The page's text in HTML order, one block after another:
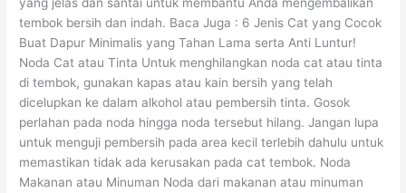
tembok bersih dan indah. Baca Juga : 6 Jenis Cat yang Cocok
Buat Dapur Minimalis yang Tahan Lama serta Anti Luntur!
Noda Cat atau Tinta Untuk menghilangkan noda cat atau tinta
di tembok, gunakan kapas atau kain bersih yang telah
dicelupkan ke dalam alkohol atau pembersih tinta. Gosok
perlahan pada noda hingga noda tersebut hilang. Jangan lupa
untuk menguji pembersih pada area kecil terlebih dahulu untuk
memastikan tidak ada kerusakan pada cat tembok. Noda
Makanan atau Minuman Noda dari makanan atau minuman